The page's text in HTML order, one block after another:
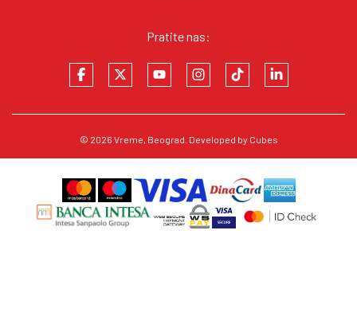
Pratite nas:
© 2026 Vreme , Beograd. Developed by Cubes